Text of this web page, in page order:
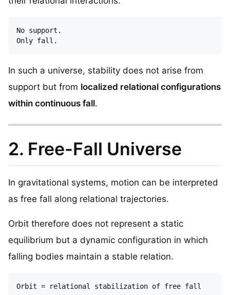
No support.
In such a universe, stability does not arise from
support but from localized relational configurations
within continuous fall.
2. Free-Fall Universe
In gravitational systems, motion can be interpreted
as free fall along relational trajectories.
Orbit therefore does not represent a static
equilibrium but a dynamic configuration in which
falling bodies maintain a stable relation.